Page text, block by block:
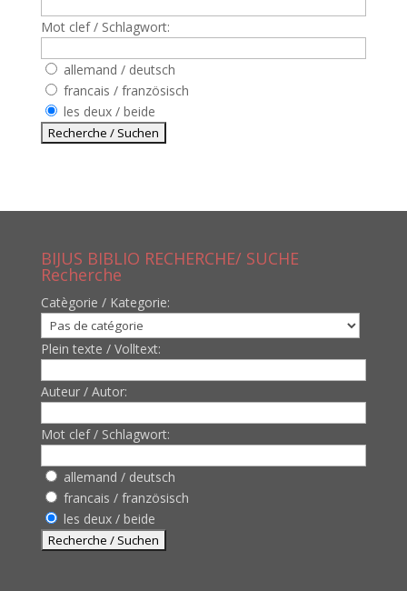
Mot clef / Schlagwort:
allemand / deutsch
francais / französisch
les deux / beide
BIJUS BIBLIO RECHERCHE/ SUCHE
Recherche
Catègorie / Kategorie:
Plein texte / Volltext:
Auteur / Autor:
Mot clef / Schlagwort:
allemand / deutsch
francais / französisch
les deux / beide